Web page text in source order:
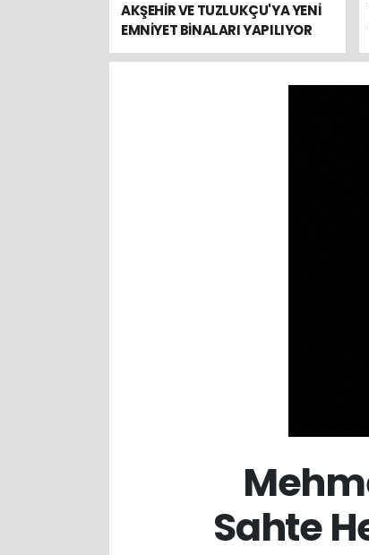
AKŞEHİR VE TUZLUKÇU'YA YENİ
EMNİYET BİNALARI YAPILIYOR
Sahte